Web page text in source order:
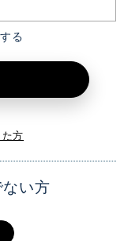
る
方
い方